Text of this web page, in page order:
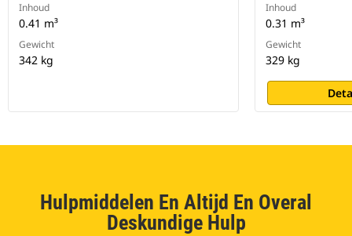
Inhoud
0.41 m³
Gewicht
342 kg
Inhoud
0.31 m³
Gewicht
329 kg
Hulpmiddelen En Altijd En Overal
Deskundige Hulp